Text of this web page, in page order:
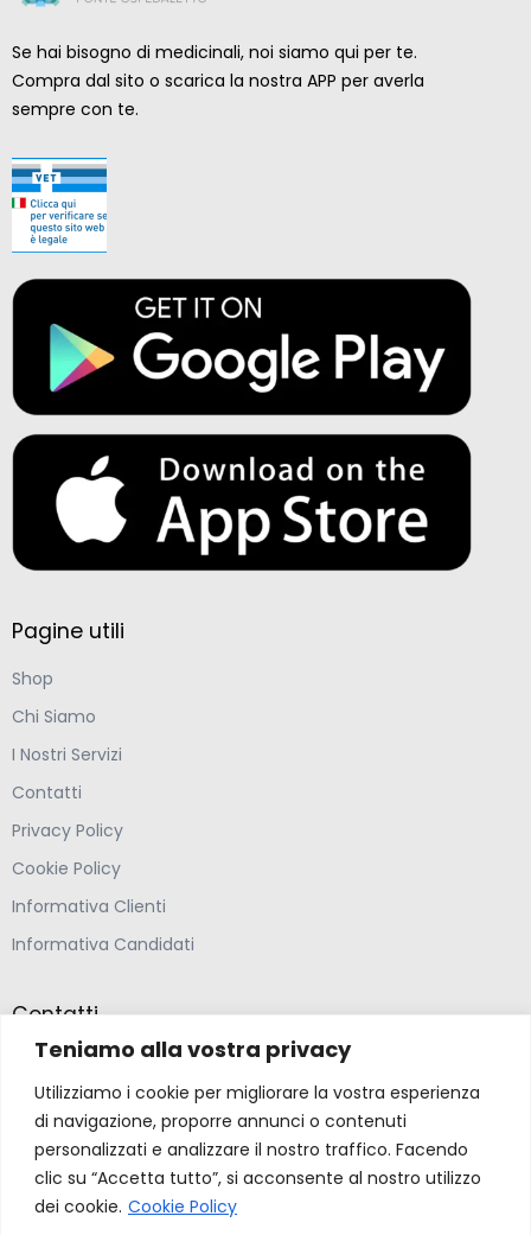
Teniamo alla vostra privacy
Utilizziamo i cookie per migliorare la vostra esperienza
di navigazione, proporre annunci o contenuti
personalizzati e analizzare il nostro traffico. Facendo
clic su “Accetta tutto”, si acconsente al nostro utilizzo
dei cookie. Cookie Policy
Se hai bisogno di medicinali, noi siamo qui per te.
Compra dal sito o scarica la nostra APP per averla
sempre con te.
Pagine utili
Shop
Chi Siamo
I Nostri Servizi
Contatti
Privacy Policy
Cookie Policy
Informativa Clienti
Informativa Candidati
Contatti
Farmacia Ponte Ospedaletto S.N.C
Via della Solidarietà 2,
47020 Longiano, Forlì-Cesena
(39) 0547 57265